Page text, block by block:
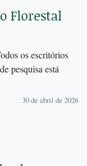
Florestal
os escritórios
pesquisa está
30 de abril de 2026